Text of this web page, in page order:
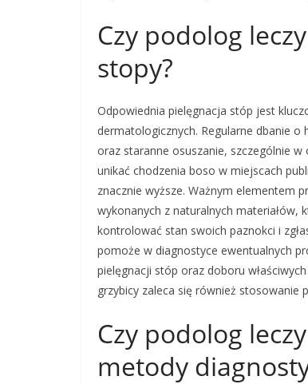
Czy podolog
stopy?
Odpowiednia pielęgnacja stóp jest
dermatologicznych. Regularne dbanie
oraz staranne osuszanie, szczególnie
unikać chodzenia boso w miejscach
znacznie wyższe. Ważnym elementem
wykonanych z naturalnych
kontrolować stan swoich paznokci i
pomoże w diagnostyce ewentualnych
pielęgnacji stóp oraz doboru
grzybicy zaleca się również stosowanie
Czy podolog
metody